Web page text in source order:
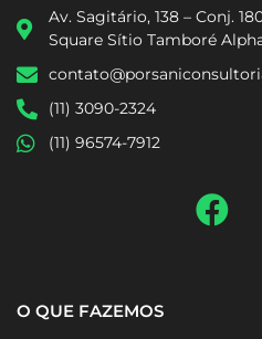
Av. Sagitário, 138 – Conj.
Square Sítio Tamboré
(11) 3090-2324
(11) 96574-7912
O QUE FAZEMOS